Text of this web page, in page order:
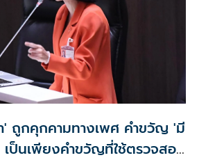
' ถูกคุกคามทางเพศ คำขวัญ 'มี
' เป็นเพียงคำขวัญที่ใช้ตรวจสอบ